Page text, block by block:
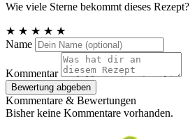
Wie viele Sterne bekommt dieses Rezept?
★ ★ ★ ★ ★
Name
Kommentar
Bewertung abgeben
Kommentare & Bewertungen
Bisher keine Kommentare vorhanden.